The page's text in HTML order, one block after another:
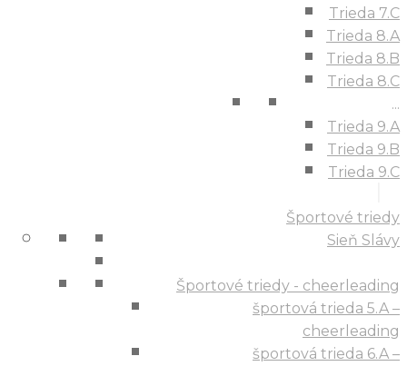
Trieda 7.C
Trieda 8.A
Trieda 8.B
Trieda 8.C
...
Trieda 9.A
Trieda 9.B
Trieda 9.C
Športové triedy
Sieň Slávy
Športové triedy - cheerleading
športová trieda 5.A –
cheerleading
športová trieda 6.A –